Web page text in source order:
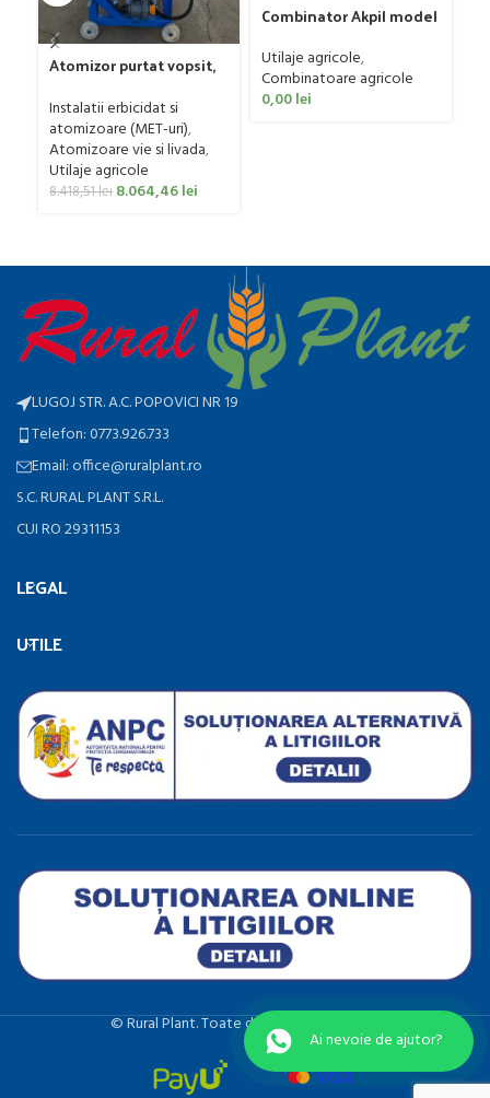
Atomizor purtat vopsit,
Bufer, model Ronda
Clasic, 200 litri
Instalatii erbicidat si
atomizoare (MET-uri),
Atomizoare vie si livada,
Utilaje agricole
8.418,51lei 8.064,46lei
Combinator Akpil model
Utilaje agricole,
Combinatoare agricole
0,00lei
LUGOJ STR. A.C. POPOVICI NR 19
Telefon: 0773.926.733
Email: office@ruralplant.ro
S.C. RURAL PLANT S.R.L.
CUI RO 29311153
LEGAL
UTILE
©️ Rural Plant. Toate drepturile rezervate.
Ai nevoie de ajutor?